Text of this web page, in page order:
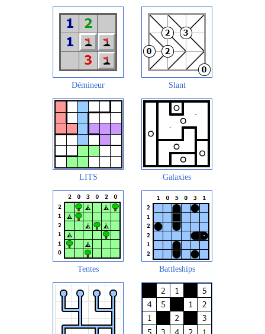
Démineur Slant
LITS Galaxies
Tentes Battleships